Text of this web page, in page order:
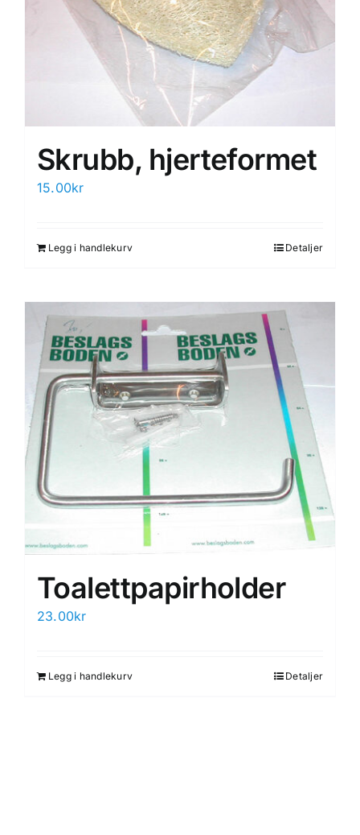
Skrubb, hjerteformet
15.00kr
Legg i handlekurv Detaljer
Toalettpapirholder
23.00kr
Legg i handlekurv Detaljer